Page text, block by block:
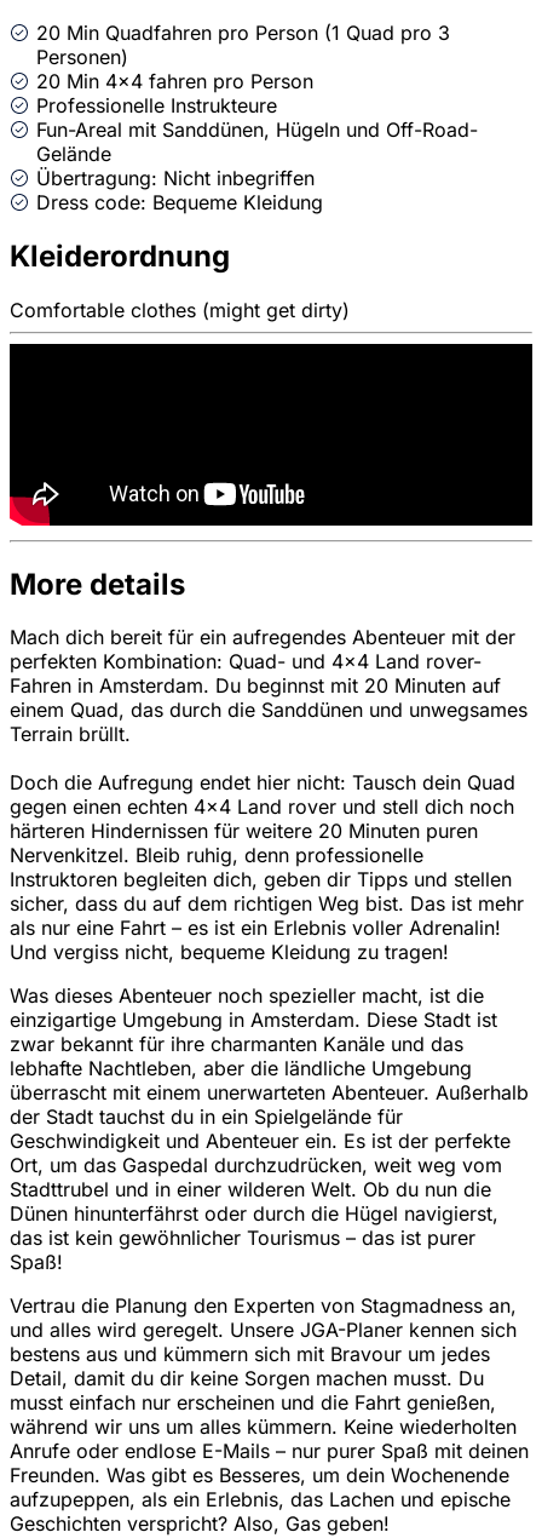
20 Min Quadfahren pro Person (1 Quad pro 3
Personen)
20 Min 4x4 fahren pro Person
Professionelle Instrukteure
Fun-Areal mit Sanddünen, Hügeln und Off-Road-
Gelände
Übertragung: Nicht inbegriffen
Dress code: Bequeme Kleidung
Kleiderordnung
Comfortable clothes (might get dirty)
More details
Mach dich bereit für ein aufregendes Abenteuer mit der
perfekten Kombination: Quad- und 4x4 Land rover-
Fahren in Amsterdam. Du beginnst mit 20 Minuten auf
einem Quad, das durch die Sanddünen und unwegsames
Terrain brüllt.
Doch die Aufregung endet hier nicht: Tausch dein Quad
gegen einen echten 4x4 Land rover und stell dich noch
härteren Hindernissen für weitere 20 Minuten puren
Nervenkitzel. Bleib ruhig, denn professionelle
Instruktoren begleiten dich, geben dir Tipps und stellen
sicher, dass du auf dem richtigen Weg bist. Das ist mehr
als nur eine Fahrt – es ist ein Erlebnis voller Adrenalin!
Und vergiss nicht, bequeme Kleidung zu tragen!
Was dieses Abenteuer noch spezieller macht, ist die
einzigartige Umgebung in Amsterdam. Diese Stadt ist
zwar bekannt für ihre charmanten Kanäle und das
lebhafte Nachtleben, aber die ländliche Umgebung
überrascht mit einem unerwarteten Abenteuer. Außerhalb
der Stadt tauchst du in ein Spielgelände für
Geschwindigkeit und Abenteuer ein. Es ist der perfekte
Ort, um das Gaspedal durchzudrücken, weit weg vom
Stadttrubel und in einer wilderen Welt. Ob du nun die
Dünen hinunterfährst oder durch die Hügel navigierst,
das ist kein gewöhnlicher Tourismus – das ist purer
Spaß!
Vertrau die Planung den Experten von Stagmadness an,
und alles wird geregelt. Unsere JGA-Planer kennen sich
bestens aus und kümmern sich mit Bravour um jedes
Detail, damit du dir keine Sorgen machen musst. Du
musst einfach nur erscheinen und die Fahrt genießen,
während wir uns um alles kümmern. Keine wiederholten
Anrufe oder endlose E-Mails – nur purer Spaß mit deinen
Freunden. Was gibt es Besseres, um dein Wochenende
aufzupeppen, als ein Erlebnis, das Lachen und epische
Geschichten verspricht? Also, Gas geben!